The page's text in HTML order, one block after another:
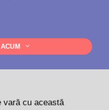
vară cu această